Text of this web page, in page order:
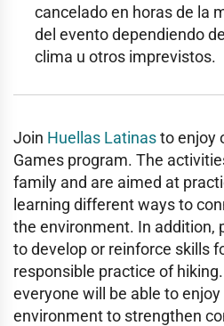
cancelado en horas de la
del evento dependiendo
clima u otros imprevistos.
Join Huellas Latinasto enjoy
Games program. The
family and are aimed at
learning different ways to
the environment. In addition,
to develop or reinforce skills
responsible practice of
everyone will be able to
environment to strengthen